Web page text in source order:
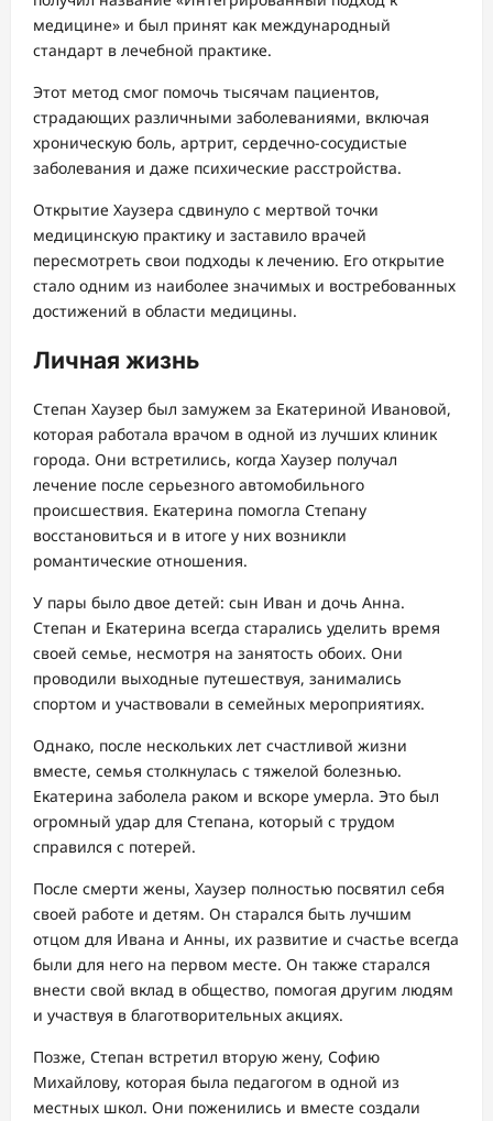
медицине» и был принят как международный
стандарт в лечебной практике.
Этот метод смог помочь тысячам пациентов,
страдающих различными заболеваниями, включая
хроническую боль, артрит, сердечно-сосудистые
заболевания и даже психические расстройства.
Открытие Хаузера сдвинуло с мертвой точки
медицинскую практику и заставило врачей
пересмотреть свои подходы к лечению. Его открытие
стало одним из наиболее значимых и востребованных
достижений в области медицины.
Личная жизнь
Степан Хаузер был замужем за Екатериной Ивановой,
которая работала врачом в одной из лучших клиник
города. Они встретились, когда Хаузер получал
лечение после серьезного автомобильного
происшествия. Екатерина помогла Степану
восстановиться и в итоге у них возникли
романтические отношения.
У пары было двое детей: сын Иван и дочь Анна.
Степан и Екатерина всегда старались уделить время
своей семье, несмотря на занятость обоих. Они
проводили выходные путешествуя, занимались
спортом и участвовали в семейных мероприятиях.
Однако, после нескольких лет счастливой жизни
вместе, семья столкнулась с тяжелой болезнью.
Екатерина заболела раком и вскоре умерла. Это был
огромный удар для Степана, который с трудом
справился с потерей.
После смерти жены, Хаузер полностью посвятил себя
своей работе и детям. Он старался быть лучшим
отцом для Ивана и Анны, их развитие и счастье всегда
были для него на первом месте. Он также старался
внести свой вклад в общество, помогая другим людям
и участвуя в благотворительных акциях.
Позже, Степан встретил вторую жену, Софию
Михайлову, которая была педагогом в одной из
местных школ. Они поженились и вместе создали